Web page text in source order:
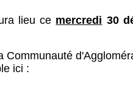
lieu ce mercredi 30
Communauté
ici :